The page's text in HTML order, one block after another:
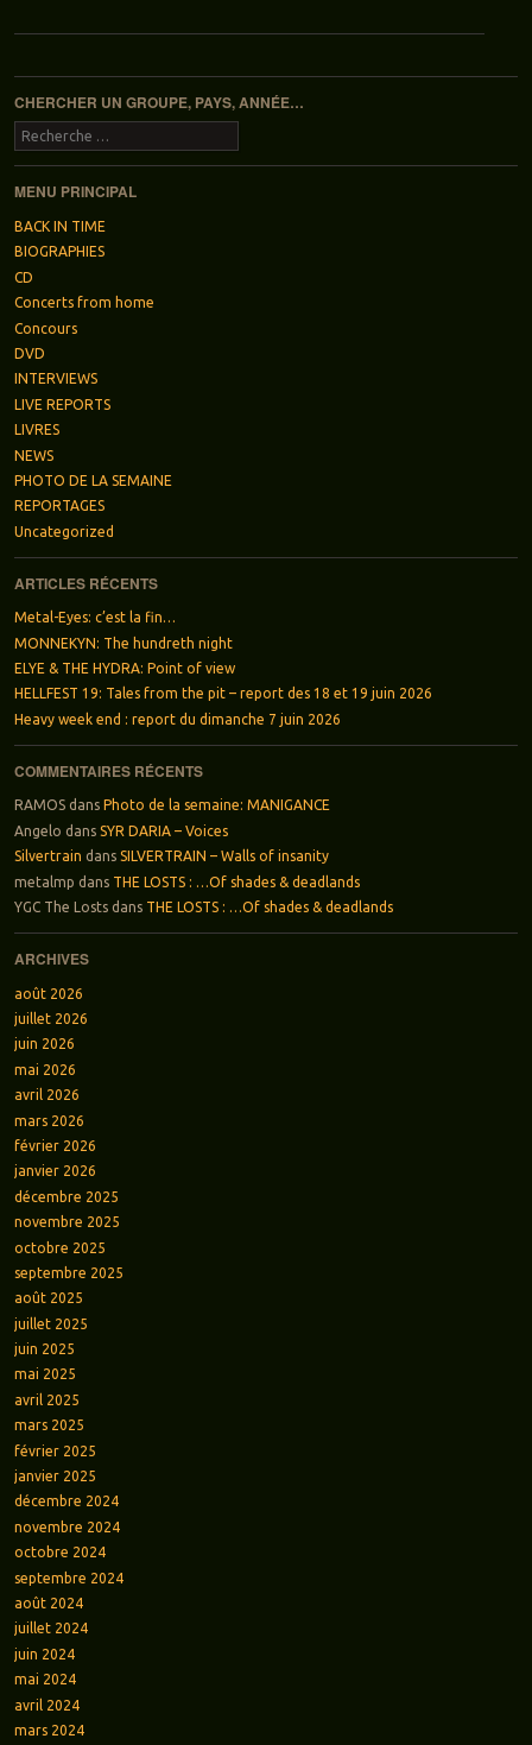
Navigation des articles
CHERCHER UN GROUPE, PAYS, ANNÉE…
Recherche
MENU PRINCIPAL
BACK IN TIME
BIOGRAPHIES
CD
Concerts from home
Concours
DVD
INTERVIEWS
LIVE REPORTS
LIVRES
NEWS
PHOTO DE LA SEMAINE
REPORTAGES
Uncategorized
ARTICLES RÉCENTS
Metal-Eyes: c’est la fin…
MONNEKYN: The hundreth night
ELYE & THE HYDRA: Point of view
HELLFEST 19: Tales from the pit – report des 18 et 19 juin 2026
Heavy week end : report du dimanche 7 juin 2026
COMMENTAIRES RÉCENTS
RAMOSdans Photo de la semaine: MANIGANCE
Angelo dans SYR DARIA – Voices
Silvertrain dans SILVERTRAIN – Walls of insanity
metalmp dans THE LOSTS : …Of shades & deadlands
YGC The Lostsdans THE LOSTS : …Of shades & deadlands
ARCHIVES
août 2026
juillet 2026
juin 2026
mai 2026
avril 2026
mars 2026
février 2026
janvier 2026
décembre 2025
novembre 2025
octobre 2025
septembre 2025
août 2025
juillet 2025
juin 2025
mai 2025
avril 2025
mars 2025
février 2025
janvier 2025
décembre 2024
novembre 2024
octobre 2024
septembre 2024
août 2024
juillet 2024
juin 2024
mai 2024
avril 2024
mars 2024